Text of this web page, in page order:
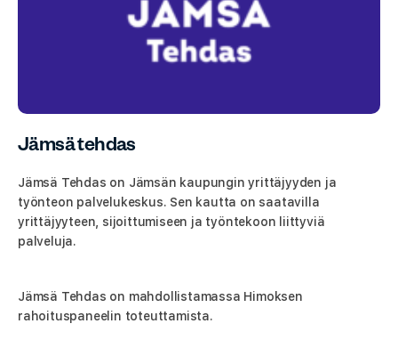
Jämsä tehdas
Jämsä Tehdas on Jämsän kaupungin yrittäjyyden ja
työnteon palvelukeskus. Sen kautta on saatavilla
yrittäjyyteen, sijoittumiseen ja työntekoon liittyviä
palveluja.
Jämsä Tehdas on mahdollistamassa Himoksen
rahoituspaneelin toteuttamista.